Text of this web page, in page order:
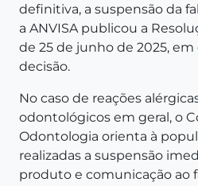
definitiva, a suspensão da
a ANVISA publicou a
de 25 de junho de 2025, em
decisão.
No caso de reações
odontológicos em geral, o
Odontologia orienta à
realizadas a suspensão
produto e comunicação ao